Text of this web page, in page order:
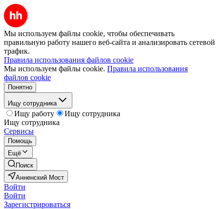
Мы используем файлы cookie, чтобы обеспечивать
правильную работу нашего веб-сайта и анализировать сетевой
трафик.
Правила использования файлов cookie
Мы используем файлы cookie. Правила использования
файлов cookie
Понятно
Ищу сотрудника
Ищу работу
Ищу сотрудника
Ищу сотрудника
Сервисы
Помощь
Ещё
Поиск
Анненский Мост
Войти
Войти
Зарегистрироваться